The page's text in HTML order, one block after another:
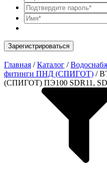
Зарегистрироваться
Главная /Каталог /
фитинги ПНД (СПИГОТ) /
(СПИГОТ) ПЭ100 SDR11,